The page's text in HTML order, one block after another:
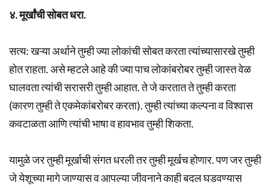
४. मूर्खांची सोबत धरा.
सत्य: खऱ्या अर्थाने तुम्ही ज्या लोकांची सोबत करता त्यांच्यासारखे तुम्ही
होत राहता. असे म्हटले आहे की ज्या पाच लोकांबरोबर तुम्ही जास्त वेळ
घालवता त्यांची सरासरी तुम्ही आहात. ते जे करतात ते तुम्ही करता
(कारण तुम्ही ते एकमेकांबरोबर करता). तुम्ही त्यांच्या कल्पना व विश्वास
कवटाळता आणि त्यांची भाषा व हावभाव तुम्ही शिकता.
यामुळे जर तुम्ही मूर्खाची संगत धरली तर तुम्ही मूर्खच होणार. पण जर तुम्ही
जे येशूच्या मागे जाण्यास व आपल्या जीवनाने काही बदल घडवण्यास